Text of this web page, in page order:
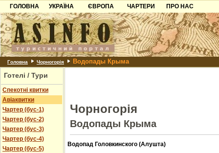
ГОЛОВНА
УКРАЇНА
Карпати
Азов
Причорноморря
Шацьк
ЄВРОПА
Чорногорія
Хорватія
Болгарія
Албанія
ЧАРТЕРИ
ПРО НАС
Контакти
Партнерам
Додати готель
Головна Чорногорія Водопады Крыма
Готелі / Тури
Спекотні квитки
Авіаквитки
Чартер (бус-1)
Чартер (бус-2)
Чартер (бус-3)
Чартер (бус-4)
Чартер (бус-5)
Чорногорія
Водопады Крыма
Водопад Головкинского (Алушта)